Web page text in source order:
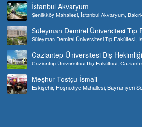
İstanbul Akvaryum
Şenlikköy Mahallesi, İstanbul Akvaryum,
Süleyman Demirel Üniversitesi Tıp
Süleyman Demirel Üniversitesi Tıp Fakültesi,
Gaziantep Üniversitesi Diş
Gaziantep Üniversitesi Diş Fakültesi,
Meşhur Tostçu İsmail
Eskişehir, Hoşnudiye Mahallesi, Bayramyeri